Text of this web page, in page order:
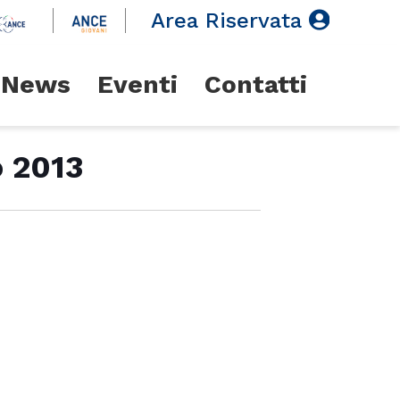
Area Riservata
News Eventi Contatti